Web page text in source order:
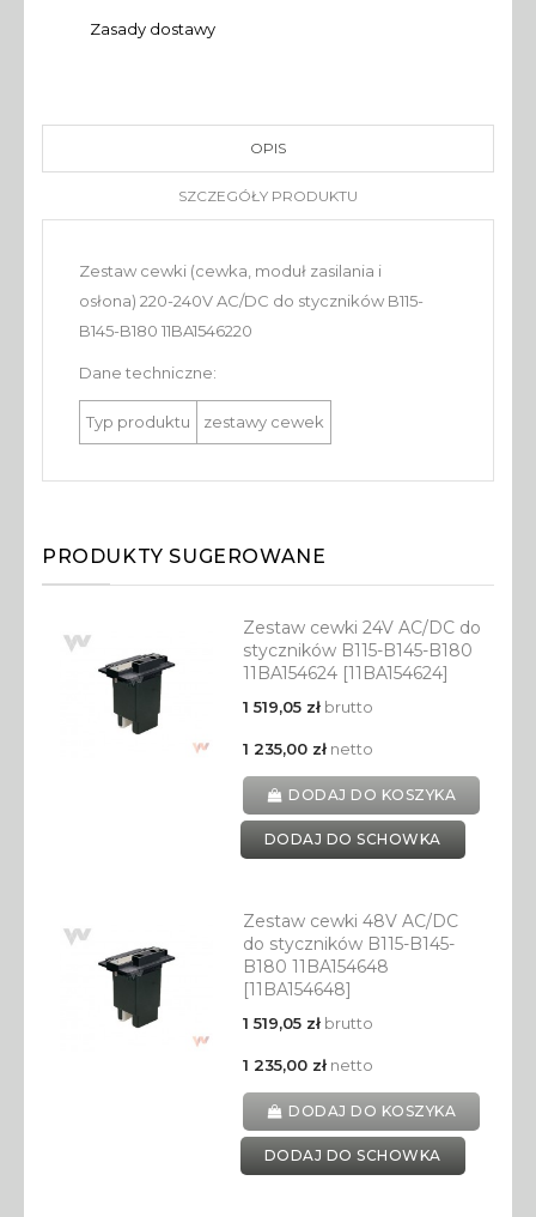
Zasady dostawy
OPIS
SZCZEGÓŁY PRODUKTU
Zestaw cewki (cewka, moduł zasilania i
osłona) 220-240V AC/DC do styczników B115-
B145-B180 11BA1546220
Dane techniczne:
Typ produktu zestawy cewek
PRODUKTY SUGEROWANE
Zestaw cewki 24V AC/DC do
styczników B115-B145-B180
11BA154624 [11BA154624]
1 519,05 złbrutto
1 235,00 złnetto
DODAJ DO KOSZYKA
DODAJ DO SCHOWKA
Zestaw cewki 48V AC/DC
do styczników B115-B145-
B180 11BA154648
[11BA154648]
1 519,05 złbrutto
1 235,00 złnetto
DODAJ DO KOSZYKA
DODAJ DO SCHOWKA